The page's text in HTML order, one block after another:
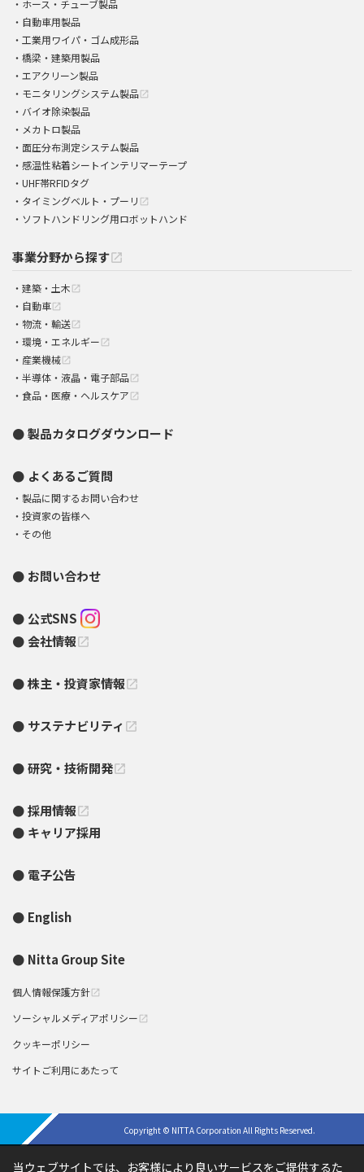
ホース・チューブ製品
自動車用製品
工業用ワイパ・ゴム成形品
橋梁・建築用製品
エアクリーン製品
モニタリングシステム製品 open_in_new
バイオ除染製品
メカトロ製品
面圧分布測定システム製品
感温性粘着シートインテリマーテープ
UHF帯RFIDタグ
タイミングベルト・プーリ open_in_new
ソフトハンドリング用ロボットハンド
事業分野から探すopen_in_new
建築・土木 open_in_new
自動車 open_in_new
物流・輸送 open_in_new
環境・エネルギー open_in_new
産業機械 open_in_new
半導体・液晶・電子部品 open_in_new
食品・医療・ヘルスケア open_in_new
製品カタログダウンロード
よくあるご質問
製品に関するお問い合わせ
投資家の皆様へ
その他
お問い合わせ
公式SNS
会社情報open_in_new
株主・投資家情報open_in_new
サステナビリティ open_in_new
研究・技術開発open_in_new
採用情報open_in_new
キャリア採用
電子公告
English
Nitta Group Site
個人情報保護方針 open_in_new
ソーシャルメディアポリシー open_in_new
クッキーポリシー
サイトご利用にあたって
Copyright © NITTA Corporation All Rights Reserved.
当ウェブサイトでは、お客様により良いサービスをご提供するた